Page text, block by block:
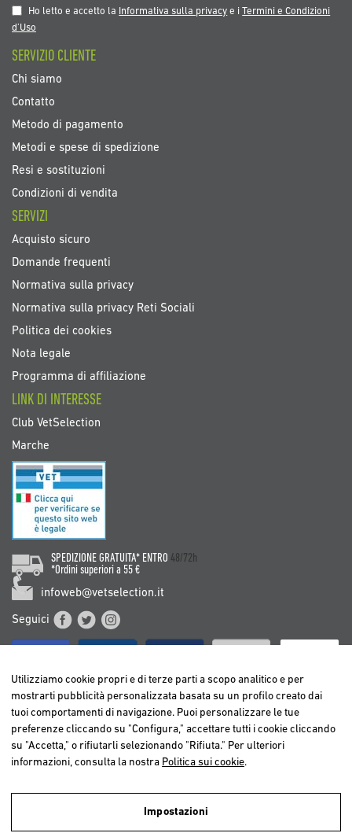
nostra
Newsletter:
Ho letto e accetto la Informativa sulla privacy e iTermini e Condizioni
d’Uso
SERVIZIO CLIENTE
Chi siamo
Contatto
Metodo di pagamento
Metodi e spese di spedizione
Resi e sostituzioni
Condizioni di vendita
SERVIZI
Acquisto sicuro
Domande frequenti
Normativa sulla privacy
Normativa sulla privacy Reti Sociali
Politica dei cookies
Nota legale
Programma di affiliazione
LINK DI INTERESSE
Club VetSelection
Marche
SPEDIZIONE GRATUITA* ENTRO 48/72h
*Ordini superiori a 55 €
infoweb@vetselection.it
Seguici
BELGIË / BELGIQUE
DEUTSCHLAND
ESPAÑA
ITALIA
NEDERLAND
Utilizziamo cookie propri e di terze parti a scopo analitico e per
mostrarti pubblicità personalizzata basata su un profilo creato dai
tuoi comportamenti di navigazione. Puoi personalizzare le tue
preferenze cliccando su "Configura," accettare tutti i cookie cliccando
su "Accetta," o rifiutarli selezionando "Rifiuta." Per ulteriori
informazioni, consulta la nostra Politica sui cookie.
Impostazioni